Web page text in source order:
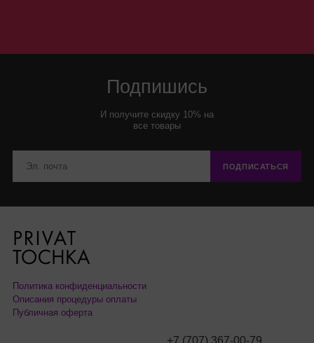
Подпишись
И получите скидку 10% на
все товары
ПОДПИСАТЬСЯ
Политика конфиденциальности
Описания процедуры оплаты
Публичная оферта
+7 (707) 367-00-79